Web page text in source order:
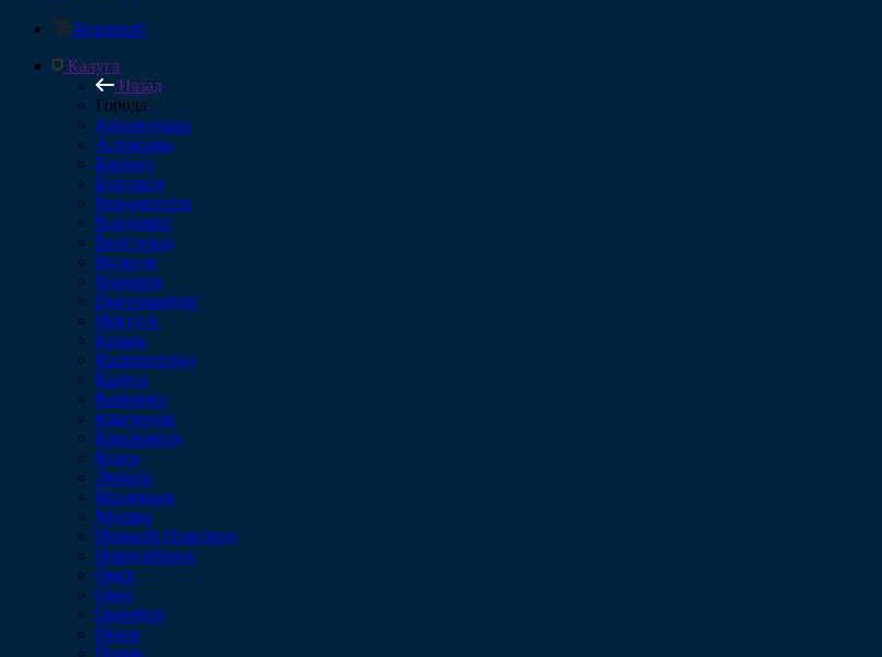
Корзина0
Калуга
Назад
Города
Архангельск
Астрахань
Барнаул
Белгород
Владивосток
Владимир
Волгоград
Вологда
Воронеж
Екатеринбург
Иркутск
Казань
Калининград
Калуга
Кемерово
Краснодар
Красноярск
Курск
Липецк
Махачкала
Москва
Нижний Новгород
Новосибирск
Омск
Орел
Оренбург
Пенза
Пермь